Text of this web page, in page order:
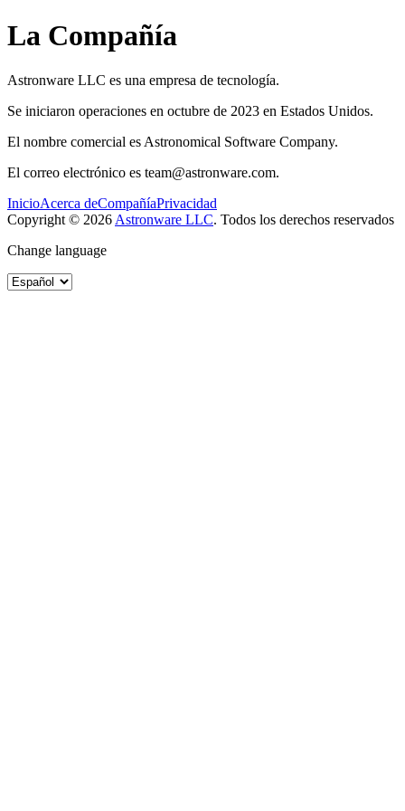
La Compañía
Astronware LLC es una empresa de tecnología.
Se iniciaron operaciones en octubre de 2023 en Estados Unidos.
El nombre comercial es Astronomical Software Company.
El correo electrónico es team@astronware.com.
InicioAcerca deCompañíaPrivacidad
Copyright © 2026 Astronware LLC. Todos los derechos reservados
Change language